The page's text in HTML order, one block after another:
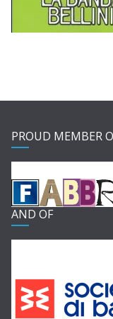
PROUD MEMBER
AND OF